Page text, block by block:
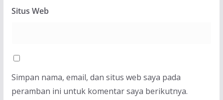
Situs Web
Simpan nama, email, dan situs web saya pada
peramban ini untuk komentar saya berikutnya.